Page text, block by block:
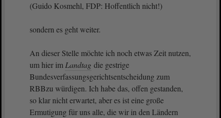
(Guido Kosmehl, FDP: Hoffentlich nicht!)
sondern es geht weiter.
An dieser Stelle möchte ich noch etwas Zeit nutzen,
um hier im Landtag die gestrige
Bundesverfassungsgerichtsentscheidung zum
RBBzu würdigen. Ich habe das, offen gestanden,
so klar nicht erwartet, aber es ist eine große
Ermutigung für uns alle, die wir in den Ländern